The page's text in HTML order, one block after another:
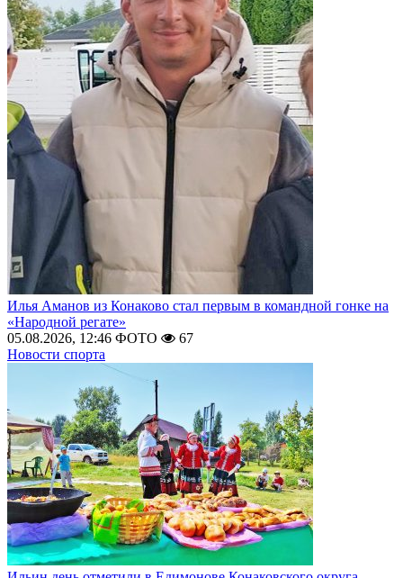
Илья Аманов из Конаково стал первым в командной гонке на
«Народной регате»
05.08.2026, 12:46 ФОТО
67
Новости спорта